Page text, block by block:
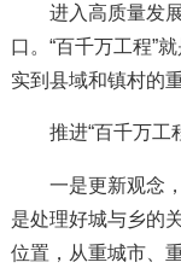
进入高质量发展
口。“百千万工程”
实到县域和镇村的
推进“百千万工
一是更新观念，
是处理好城与乡的
位置，从重城市、